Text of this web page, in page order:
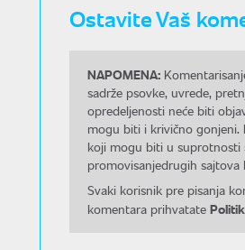
Ostavite Vaš
NAPOMENA:
sadrže psovke, uvrede,
opredeljenosti neće biti
mogu biti i krivično
koji mogu biti u suprotnosti
promovisanjedrugih sajtova
Svaki korisnik pre pisanja
komentara prihvatate